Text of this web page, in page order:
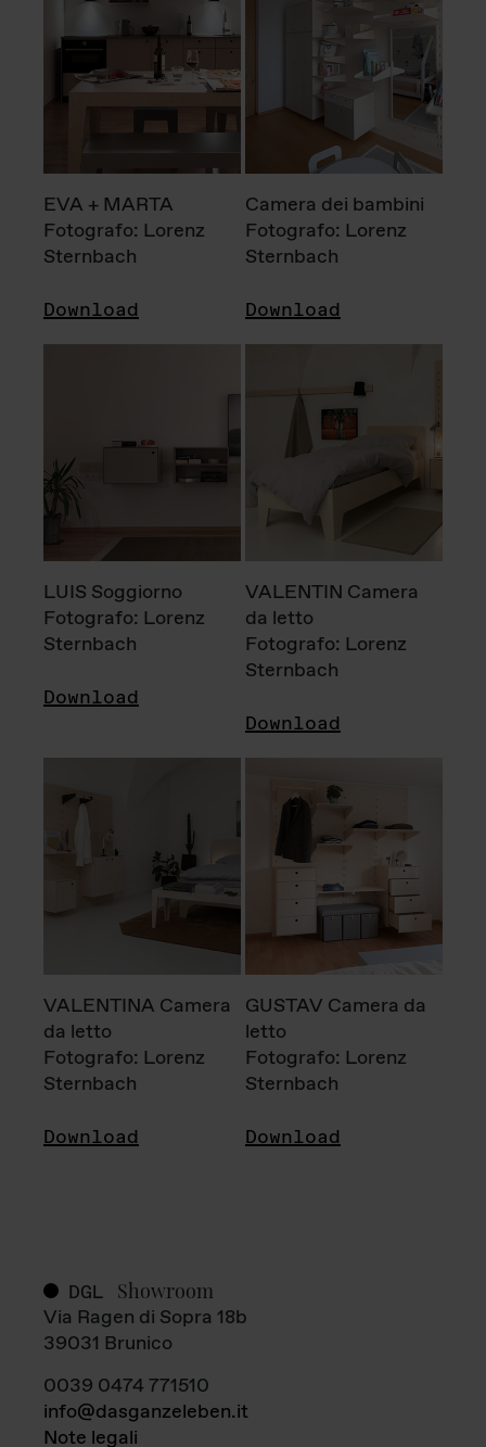
EVA + MARTA
Fotografo: Lorenz
Sternbach
Download
Camera dei bambini
Fotografo: Lorenz
Sternbach
Download
LUIS Soggiorno
Fotografo: Lorenz
Sternbach
Download
VALENTIN Camera
da letto
Fotografo: Lorenz
Sternbach
Download
VALENTINA Camera
da letto
Fotografo: Lorenz
Sternbach
Download
GUSTAV Camera da
letto
Fotografo: Lorenz
Sternbach
Download
DGL Showroom
Via Ragen di Sopra 18b
39031 Brunico
0039 0474 771510
info@dasganzeleben.it
Note legali